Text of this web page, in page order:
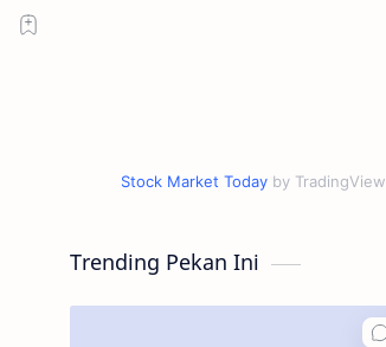
Stock Market Todayby TradingView
Trending Pekan Ini